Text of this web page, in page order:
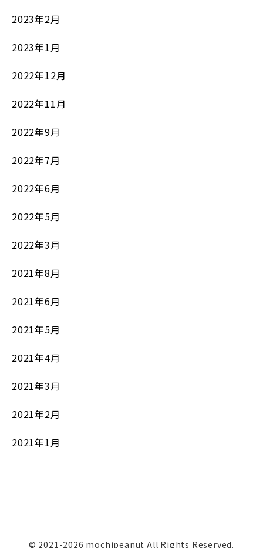
2023年2月
2023年1月
2022年12月
2022年11月
2022年9月
2022年7月
2022年6月
2022年5月
2022年3月
2021年8月
2021年6月
2021年5月
2021年4月
2021年3月
2021年2月
2021年1月
© 2021-2026 mochipeanut All Rights Reserved.